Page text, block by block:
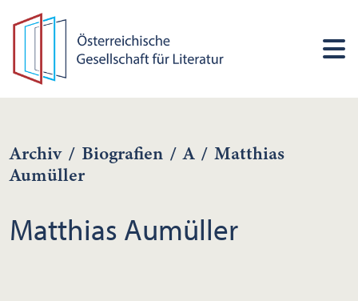
Archiv / Biografien / A / Matthias
Aumüller
Matthias Aumüller